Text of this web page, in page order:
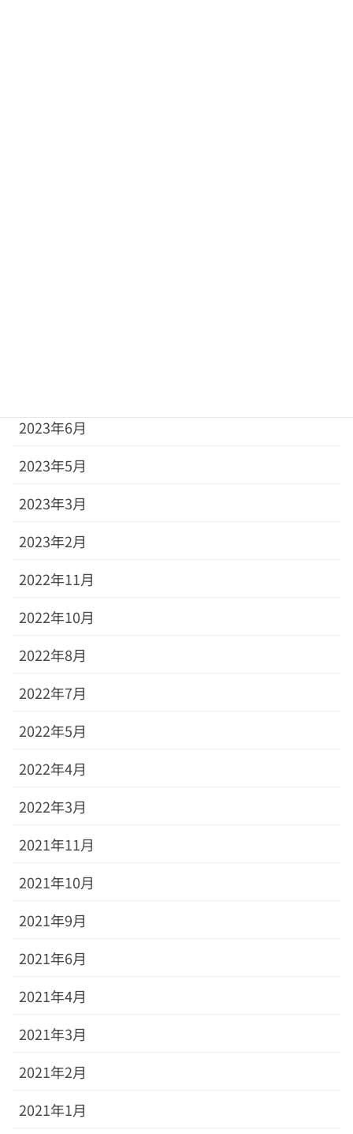
2023年6月
2023年5月
2023年3月
2023年2月
2022年11月
2022年10月
2022年8月
2022年7月
2022年5月
2022年4月
2022年3月
2021年11月
2021年10月
2021年9月
2021年6月
2021年4月
2021年3月
2021年2月
2021年1月